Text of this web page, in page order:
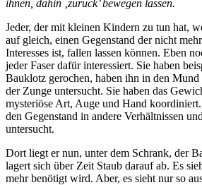
ihnen, dahin ‚zurück’ bewegen lassen.
Jeder, der mit kleinen Kindern zu tun hat,
auf gleich, einen Gegenstand der nicht
Interesses ist, fallen lassen können. Eben
jeder Faser dafür interessiert. Sie haben
Bauklotz gerochen, haben ihn in den
der Zunge untersucht. Sie haben das
mysteriöse Art, Auge und Hand
den Gegenstand in andere Verhältnissen
untersucht.
Dort liegt er nun, unter dem Schrank, der
lagert sich über Zeit Staub darauf ab. Es
mehr benötigt wird. Aber, es sieht nur so